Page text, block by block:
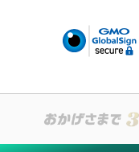
two bars length (f.e. 「
- bar 95, the first note
the usage of its
distributing,